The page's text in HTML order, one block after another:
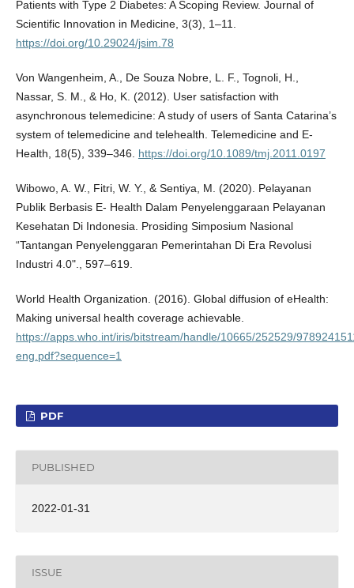
Patients with Type 2 Diabetes: A Scoping Review. Journal of
Scientific Innovation in Medicine, 3(3), 1–11.
https://doi.org/10.29024/jsim.78
Von Wangenheim, A., De Souza Nobre, L. F., Tognoli, H.,
Nassar, S. M., & Ho, K. (2012). User satisfaction with
asynchronous telemedicine: A study of users of Santa Catarina’s
system of telemedicine and telehealth. Telemedicine and E-
Health, 18(5), 339–346. https://doi.org/10.1089/tmj.2011.0197
Wibowo, A. W., Fitri, W. Y., & Sentiya, M. (2020). Pelayanan
Publik Berbasis E- Health Dalam Penyelenggaraan Pelayanan
Kesehatan Di Indonesia. Prosiding Simposium Nasional
“Tantangan Penyelenggaran Pemerintahan Di Era Revolusi
Industri 4.0"., 597–619.
World Health Organization. (2016). Global diffusion of eHealth:
Making universal health coverage achievable.
https://apps.who.int/iris/bitstream/handle/10665/252529/
eng.pdf?sequence=1
PDF
PUBLISHED
2022-01-31
ISSUE